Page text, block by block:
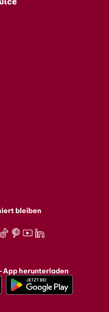
bleiben
App herunterladen